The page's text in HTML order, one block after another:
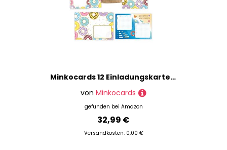
Minkocards 12 Einladungskarten zum achten Kindergeburtstag 8. Geburtstag Mädchen Donuts incl. 12 Umschläge, 12 Partytüten/natur, 12 Aufkleber, 12 Lesezeichen, 12 Blöcke, 12 Schiffe versenken
von Minkocards
gefunden bei Amazon
32,99 €
Versandkosten: 0,00 €